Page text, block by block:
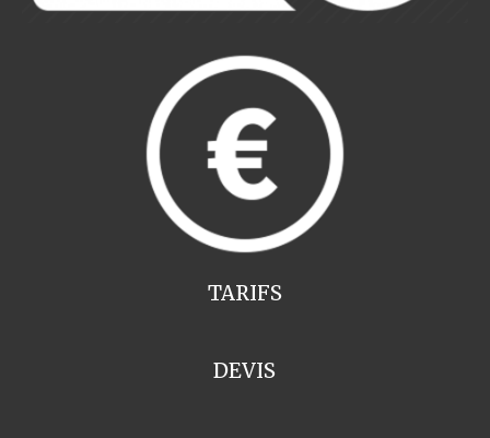
TARIFS
DEVIS